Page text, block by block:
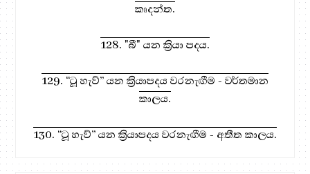
කෘදන්ත.
128. "බී" යන ක්‍රියා පදය.
129. “ටූ හැව්” යන ක්‍රියාපදය වරනැඟීම - වර්තමාන
කාලය.
130. “ටූ හැව්” යන ක්‍රියාපදය වරනැඟීම - අතීත කාලය.